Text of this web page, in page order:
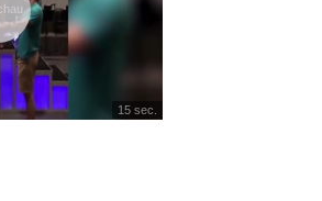
of Numbers: Zahlen
spie...
15 sec.